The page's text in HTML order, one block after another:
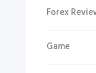
Forex
Game